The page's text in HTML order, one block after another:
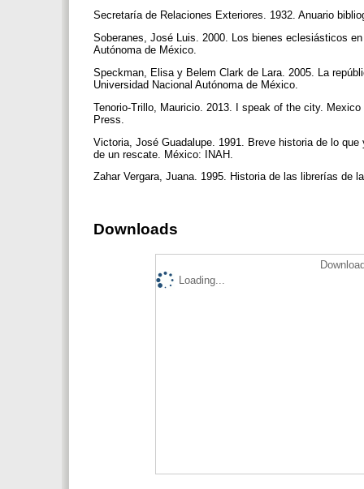
Secretaría de Relaciones Exteriores. 1932. Anuario
Soberanes, José Luis. 2000. Los bienes eclesiásticos
Autónoma de México.
Speckman, Elisa y Belem Clark de Lara. 2005. La
Universidad Nacional Autónoma de México.
Tenorio-Trillo, Mauricio. 2013. I speak of the city.
Press.
Victoria, José Guadalupe. 1991. Breve historia de lo
de un rescate. México: INAH.
Zahar Vergara, Juana. 1995. Historia de las librerías
Downloads
Loading...